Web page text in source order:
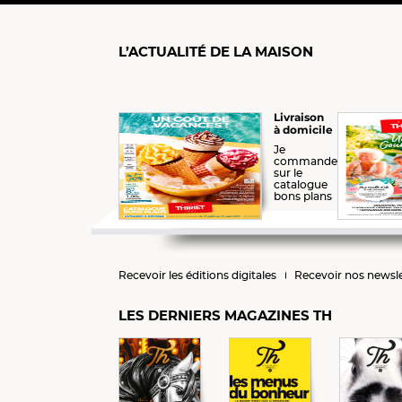
L’ACTUALITÉ DE LA MAISON
Livraison
à domicile
Je
commande
sur le
catalogue
bons plans
Recevoir les éditions digitales Recevoir nos
LES DERNIERS MAGAZINES TH